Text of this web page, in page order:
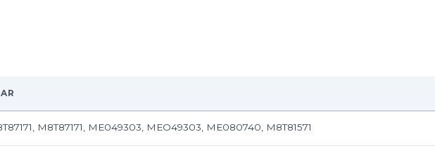
M8T87171, ME049303, MEO49303, ME080740, M8T81571